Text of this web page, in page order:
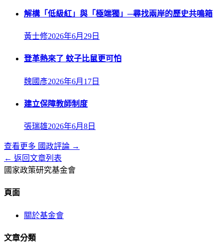
解構「低級紅」與「極端獨」─尋找兩岸的歷史共鳴箱
黃士修2026年6月29日
登革熱來了 蚊子比鼠更可怕
魏國彥2026年6月17日
建立保障教師制度
張瑞雄2026年6月8日
查看更多 國政評論 →
← 返回文章列表
國家政策研究基金會
頁面
關於基金會
文章分類